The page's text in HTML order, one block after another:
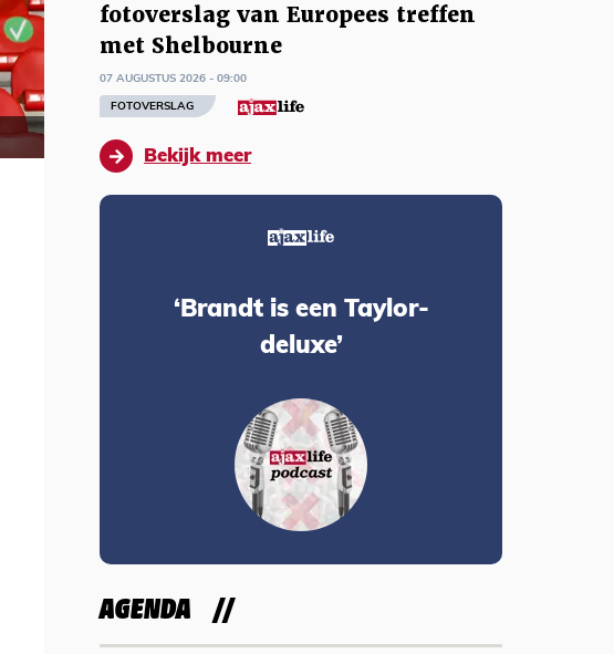
fotoverslag van Europees treffen
met Shelbourne
07 AUGUSTUS 2026 - 09:00
FOTOVERSLAG
Bekijk meer
‘Brandt is een Taylor-
deluxe’
AGENDA